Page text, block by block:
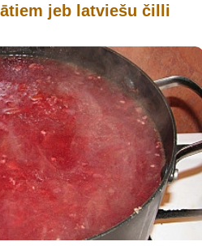
jeb latviešu čilli